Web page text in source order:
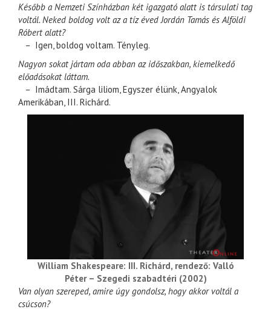
Később a Nemzeti Színházban két igazgató alatt is társulati tag
voltál. Neked boldog volt az a tíz éved Jordán Tamás és Alföldi
Róbert alatt?
– Igen, boldog voltam. Tényleg.
Nagyon sokat jártam oda abban az időszakban, kiemelkedő
előadásokat láttam.
– Imádtam. Sárga liliom, Egyszer élünk, Angyalok
Amerikában, III. Richárd.
William Shakespeare: III. Richárd, rendező: Valló
Péter – Szegedi szabadtéri (2002)
Van olyan szereped, amire úgy gondolsz, hogy akkor voltál a
csúcson?